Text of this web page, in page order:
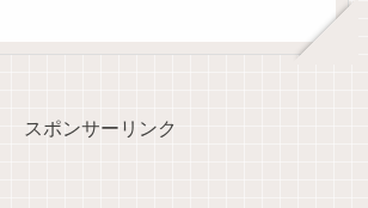
スポンサーリンク